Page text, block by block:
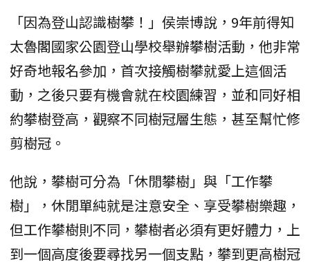
「因為登山認識樹攀！」侯崇博說，9年前得知
太魯閣國家公園登山學校舉辦攀樹活動，他非常
好奇地報名參加，首次接觸樹攀就愛上這個活
動，之後只要有機會就在校園練習，並和同好相
約攀樹登高，觀察不同樹冠層生態，甚至幫忙修
剪樹冠。
他說，攀樹可分為「休閒攀樹」與「工作攀
樹」，休閒單純就是注意安全、享受攀樹樂趣，
但工作攀樹則不同，攀樹者必須有更好體力，上
到一個高度後要尋找另一個支點，攀到更高樹冠